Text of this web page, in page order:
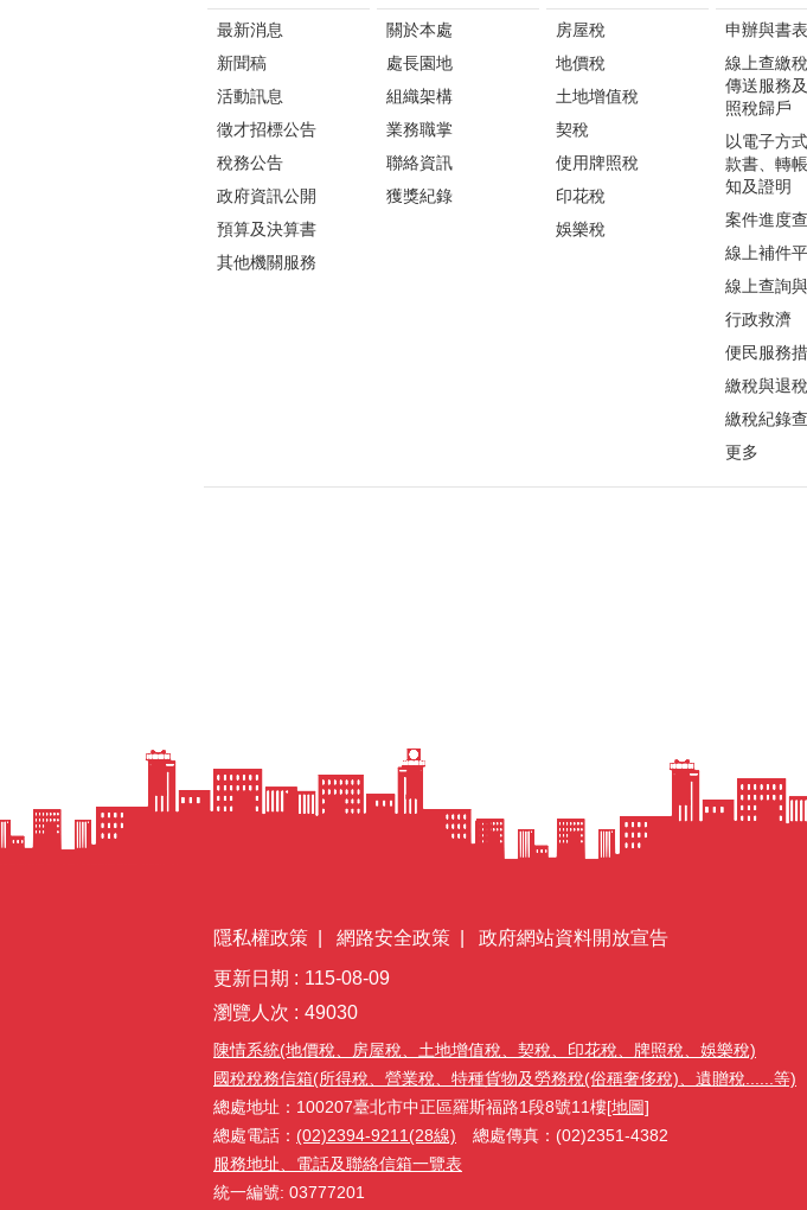
最新消息
新聞稿
活動訊息
徵才招標公告
稅務公告
政府資訊公開
預算及決算書
其他機關服務
關於本處
處長園地
組織架構
業務職掌
聯絡資訊
獲獎紀錄
房屋稅
地價稅
土地增值稅
契稅
使用牌照稅
印花稅
娛樂稅
申辦與書
線上查繳
傳送服務
照稅歸戶
以電子方
款書、轉
知及證明
案件進度
線上補件
線上查詢
行政救濟
便民服務
繳稅與退稅
繳稅紀錄
更多
隱私權政策 網路安全政策
政府網站資料開放宣告
更新日期
115-08-09
瀏覽人次
49030
陳情系統(地價稅、房屋稅、土地增值稅、契稅、印花稅、牌照稅、娛樂稅)
國稅稅務信箱(所得稅、營業稅、特種貨物及勞務稅(俗稱奢侈稅)、遺贈稅......等)
總處地址：100207臺北市中正區羅斯福路1段8號11樓[地圖]
總處電話： (02)2394-9211(28線) 總處傳真：(02)2351-4382
服務地址、電話及聯絡信箱一覽表
統一編號: 03777201